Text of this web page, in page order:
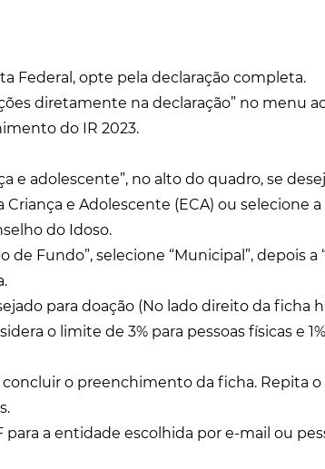
Federal, opte pela declaração completa.
diretamente na declaração” no menu
do IR 2023.
e adolescente”, no alto do quadro, se
e Adolescente (ECA) ou selecione a
do Idoso.
de Fundo”, selecione “Municipal”, depois a
para doação (No lado direito da ficha
o limite de 3% para pessoas físicas e
concluir o preenchimento da ficha. Repita
para a entidade escolhida por e-mail ou